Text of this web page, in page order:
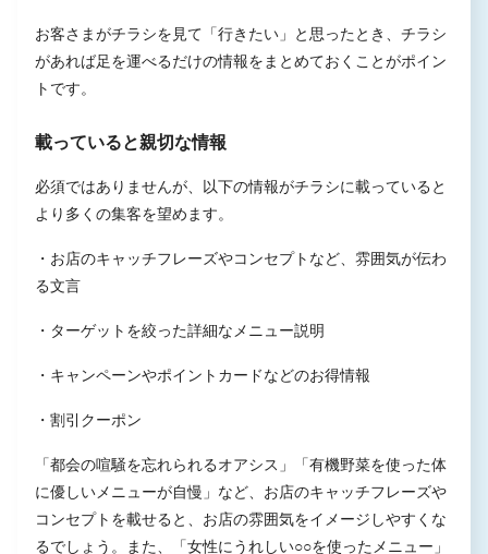
お客さまがチラシを見て「行きたい」と思ったとき、チラシ
があれば足を運べるだけの情報をまとめておくことがポイン
トです。
載っていると親切な情報
必須ではありませんが、以下の情報がチラシに載っていると
より多くの集客を望めます。
・お店のキャッチフレーズやコンセプトなど、雰囲気が伝わ
る文言
・ターゲットを絞った詳細なメニュー説明
・キャンペーンやポイントカードなどのお得情報
・割引クーポン
「都会の喧騒を忘れられるオアシス」「有機野菜を使った体
に優しいメニューが自慢」など、お店のキャッチフレーズや
コンセプトを載せると、お店の雰囲気をイメージしやすくな
るでしょう。また、「女性にうれしい○○を使ったメニュー」